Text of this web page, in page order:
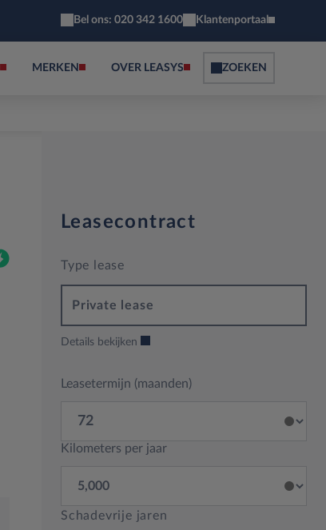
Bel ons: 020 342 1600 Klantenportaal
MERKEN OVER LEASYS ZOEKEN
Leasecontract
Type lease
Private lease
Details bekijken
Leasetermijn (maanden)
Kilometers per jaar
Schadevrije jaren